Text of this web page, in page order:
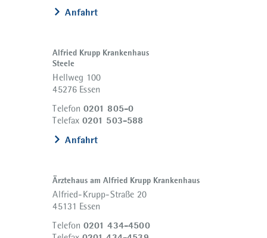
Anfahrt
Alfried Krupp Krankenhaus
Steele
Hellweg 100
45276 Essen
Telefon 0201 805-0
Telefax 0201 503-588
Anfahrt
Ärztehaus am Alfried Krupp Krankenhaus
Alfried-Krupp-Straße 20
45131 Essen
Telefon 0201 434-4500